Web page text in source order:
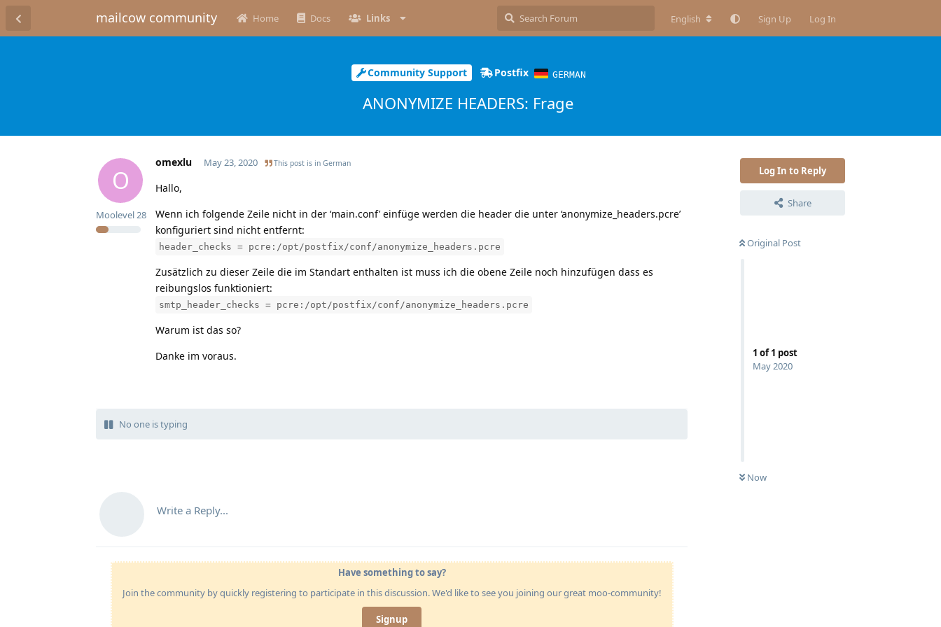
mailcow community Home Docs Links English Sign Up Log In
Community Support Postfix GERMAN
ANONYMIZE HEADERS: Frage
Log In to Reply
Share
Original Post
1 of1 post
May 2020
Now
O
omexlu
Moolevel28
May 23, 2020 This post is in German
Hallo,
Wenn ich folgende Zeile nicht in der ‘main.conf’ einfüge werden die header die unter ‘anonymize_headers.pcre’
konfiguriert sind nicht entfernt:
header_checks = pcre:/opt/postfix/conf/anonymize_headers.pcre
Zusätzlich zu dieser Zeile die im Standart enthalten ist muss ich die obene Zeile noch hinzufügen dass es
reibungslos funktioniert:
smtp_header_checks = pcre:/opt/postfix/conf/anonymize_headers.pcre
Warum ist das so?
Danke im voraus.
No one is typing
Write a Reply...
Have something to say?
Join the community by quickly registering to participate in this discussion. We'd like to see you joining our great moo-community!
Signup